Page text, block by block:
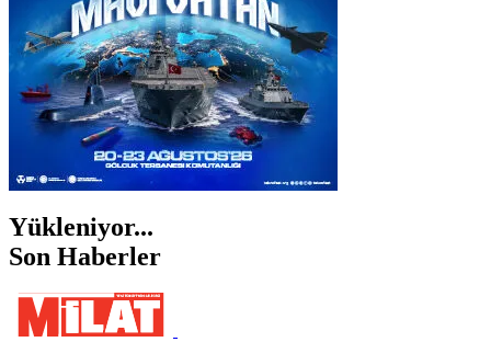
Yükleniyor...
Son Haberler